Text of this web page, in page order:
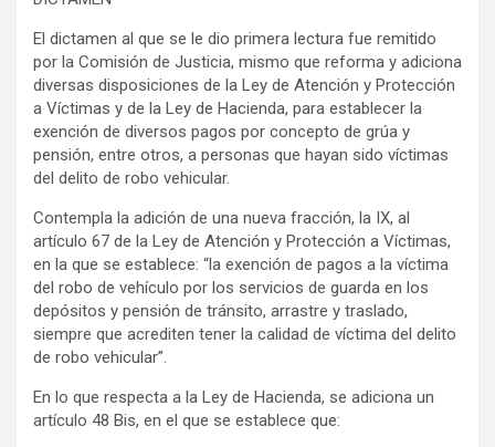
El dictamen al que se le dio primera lectura fue remitido
por la Comisión de Justicia, mismo que reforma y adiciona
diversas disposiciones de la Ley de Atención y Protección
a Víctimas y de la Ley de Hacienda, para establecer la
exención de diversos pagos por concepto de grúa y
pensión, entre otros, a personas que hayan sido víctimas
del delito de robo vehicular.
Contempla la adición de una nueva fracción, la IX, al
artículo 67 de la Ley de Atención y Protección a Víctimas,
en la que se establece: “la exención de pagos a la víctima
del robo de vehículo por los servicios de guarda en los
depósitos y pensión de tránsito, arrastre y traslado,
siempre que acrediten tener la calidad de víctima del delito
de robo vehicular”.
En lo que respecta a la Ley de Hacienda, se adiciona un
artículo 48 Bis, en el que se establece que: